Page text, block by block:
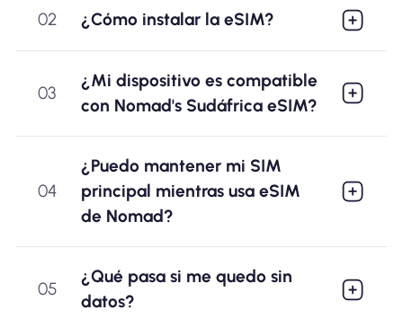
02 ¿Cómo instalar la eSIM?
03
¿Mi dispositivo es compatible
con Nomad's Sudáfrica eSIM?
04
¿Puedo mantener mi SIM
principal mientras usa eSIM
de Nomad?
05
¿Qué pasa si me quedo sin
datos?